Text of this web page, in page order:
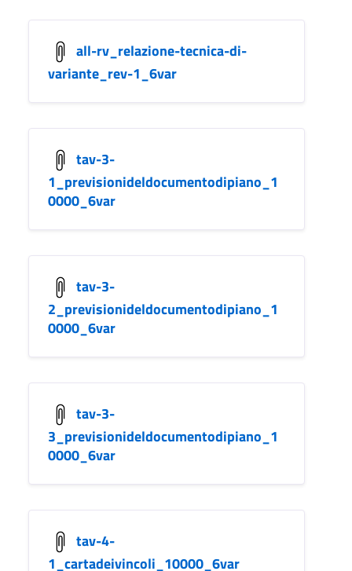
all-rv_relazione-tecnica-di-
variante_rev-1_6var
tav-3-
1_previsionideldocumentodipiano_1
0000_6var
tav-3-
2_previsionideldocumentodipiano_1
0000_6var
tav-3-
3_previsionideldocumentodipiano_1
0000_6var
tav-4-
1_cartadeivincoli_10000_6var